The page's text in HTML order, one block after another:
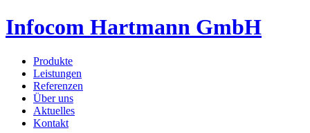
Infocom Hartmann GmbH
Produkte
Leistungen
Referenzen
Über uns
Aktuelles
Kontakt